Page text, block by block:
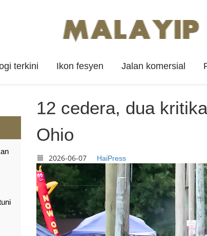
terkini Ikon fesyen Jalan komersial
12 cedera, dua
Ohio
2026-06-07 HaiPress